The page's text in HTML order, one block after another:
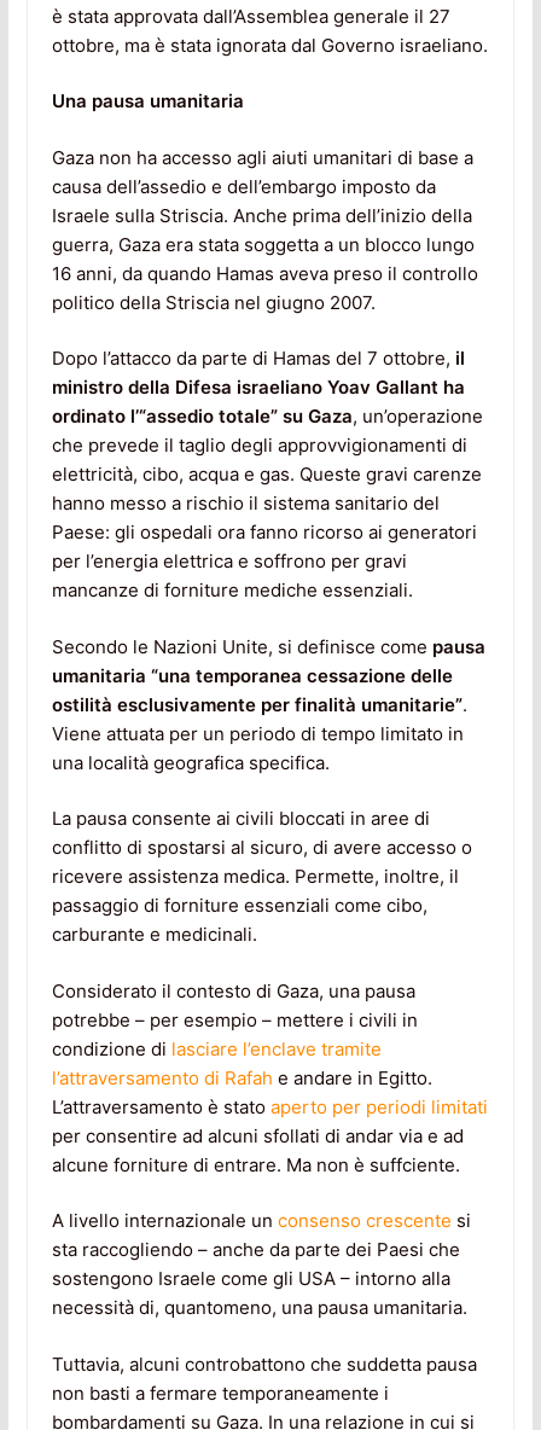
è stata approvata dall’Assemblea generale il 27
ottobre, ma è stata ignorata dal Governo israeliano.
Una pausa umanitaria
Gaza non ha accesso agli aiuti umanitari di base a
causa dell’assedio e dell’embargo imposto da
Israele sulla Striscia. Anche prima dell’inizio della
guerra, Gaza era stata soggetta a un blocco lungo
16 anni, da quando Hamas aveva preso il controllo
politico della Striscia nel giugno 2007.
Dopo l’attacco da parte di Hamas del 7 ottobre, il
ministro della Difesa israeliano Yoav Gallant ha
ordinato l’“assedio totale” su Gaza, un’operazione
che prevede il taglio degli approvvigionamenti di
elettricità, cibo, acqua e gas. Queste gravi carenze
hanno messo a rischio il sistema sanitario del
Paese: gli ospedali ora fanno ricorso ai generatori
per l’energia elettrica e soffrono per gravi
mancanze di forniture mediche essenziali.
Secondo le Nazioni Unite, si definisce come pausa
umanitaria “una temporanea cessazione delle
ostilità esclusivamente per finalità umanitarie”.
Viene attuata per un periodo di tempo limitato in
una località geografica specifica.
La pausa consente ai civili bloccati in aree di
conflitto di spostarsi al sicuro, di avere accesso o
ricevere assistenza medica. Permette, inoltre, il
passaggio di forniture essenziali come cibo,
carburante e medicinali.
Considerato il contesto di Gaza, una pausa
potrebbe – per esempio – mettere i civili in
condizione di lasciare l’enclave tramite
l’attraversamento di Rafah e andare in Egitto.
L’attraversamento è stato aperto per periodi limitati
per consentire ad alcuni sfollati di andar via e ad
alcune forniture di entrare. Ma non è suffciente.
A livello internazionale un consenso crescente si
sta raccogliendo – anche da parte dei Paesi che
sostengono Israele come gli USA – intorno alla
necessità di, quantomeno, una pausa umanitaria.
Tuttavia, alcuni controbattono che suddetta pausa
non basti a fermare temporaneamente i
bombardamenti su Gaza. In una relazione in cui si